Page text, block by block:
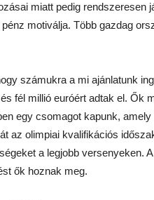
miatt pedig rendszeresen
motiválja. Több gazdag
számukra a mi ajánlatunk
fél millió euróért adtak el. Ők
egy csomagot kapunk,
az olimpiai kvalifikációs
a legjobb versenyeken.
ők hoznak meg.